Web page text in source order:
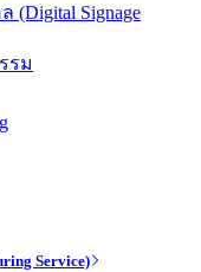
Signage
รม
Service)